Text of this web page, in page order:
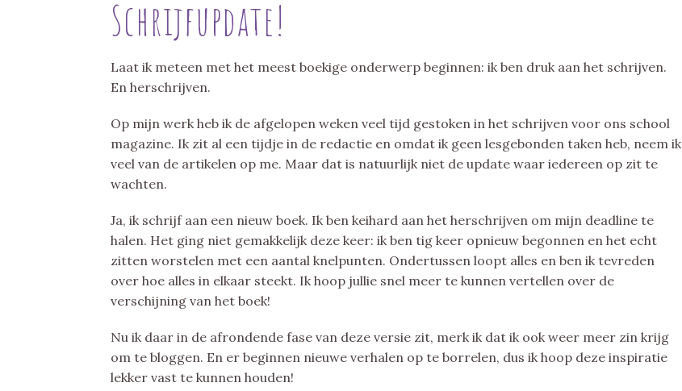
Schrijfupdate!
Laat ik meteen met het meest boekige onderwerp beginnen: ik ben druk aan het schrijven.
En herschrijven.
Op mijn werk heb ik de afgelopen weken veel tijd gestoken in het schrijven voor ons school
magazine. Ik zit al een tijdje in de redactie en omdat ik geen lesgebonden taken heb, neem ik
veel van de artikelen op me. Maar dat is natuurlijk niet de update waar iedereen op zit te
wachten.
Ja, ik schrijf aan een nieuw boek. Ik ben keihard aan het herschrijven om mijn deadline te
halen. Het ging niet gemakkelijk deze keer: ik ben tig keer opnieuw begonnen en het echt
zitten worstelen met een aantal knelpunten. Ondertussen loopt alles en ben ik tevreden
over hoe alles in elkaar steekt. Ik hoop jullie snel meer te kunnen vertellen over de
verschijning van het boek!
Nu ik daar in de afrondende fase van deze versie zit, merk ik dat ik ook weer meer zin krijg
om te bloggen. En er beginnen nieuwe verhalen op te borrelen, dus ik hoop deze inspiratie
lekker vast te kunnen houden!